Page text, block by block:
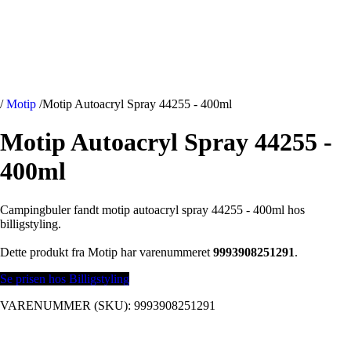
/ Motip /Motip Autoacryl Spray 44255 - 400ml
Motip Autoacryl Spray 44255 -
400ml
Campingbuler fandt motip autoacryl spray 44255 - 400ml hos
billigstyling.
Dette produkt fra Motip har varenummeret 9993908251291.
Se prisen hos Billigstyling
VARENUMMER (SKU): 9993908251291